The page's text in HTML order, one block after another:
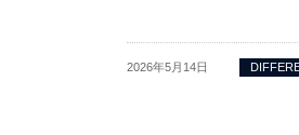
2026年5月14日